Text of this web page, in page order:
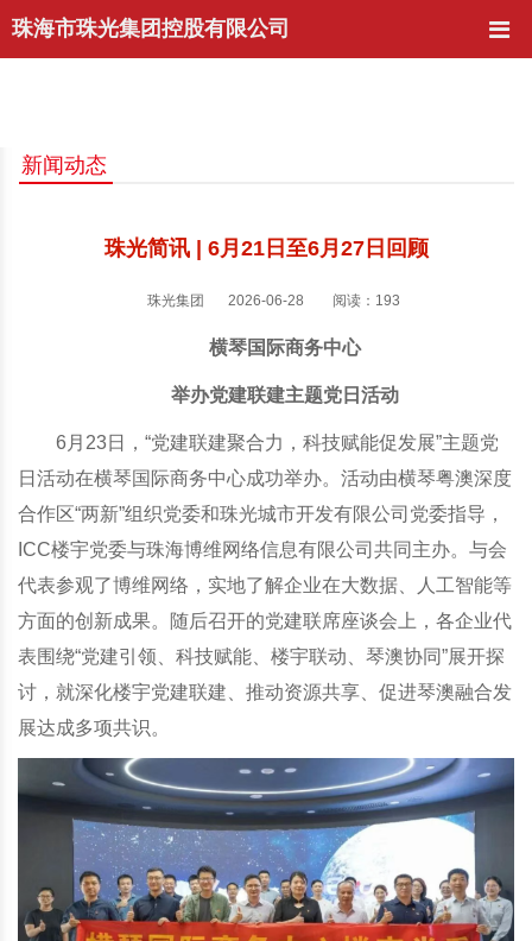
珠海市珠光集团控股有限公司
新闻动态
珠光简讯 | 6月21日至6月27日回顾
珠光集团 2026-06-28 阅读：193
横琴国际商务中心
举办党建联建主题党日活动
6 月23日，“党建联建聚合力，科技赋能促发展”主题党
日活动在横琴国际商务中心成功举办。活动由横琴粤澳深度
合作区“两新”组织党委和珠光城市开发有限公司党委指导，
ICC楼宇党委与珠海博维网络信息有限公司共同主办。与会
代表参观了博维网络，实地了解企业在大数据、人工智能等
方面的创新成果。随后召开的党建联席座谈会上，各企业代
表围绕“党建引领、科技赋能、楼宇联动、琴澳协同”展开探
讨，就深化楼宇党建联建、推动资源共享、促进琴澳融合发
展达成多项共识。